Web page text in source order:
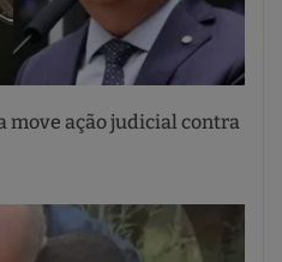
move ação judicial contra